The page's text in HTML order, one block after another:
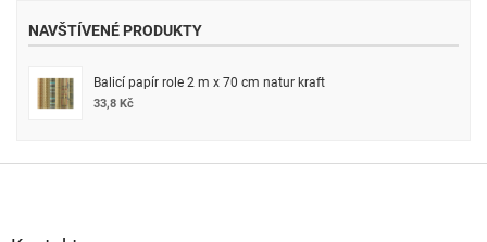
NAVŠTÍVENÉ PRODUKTY
Balicí papír role 2 m x 70 cm natur kraft
33,8 Kč